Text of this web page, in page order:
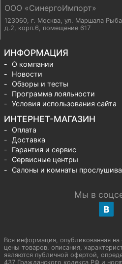
ООО «СинергоИмпорт»
123060, г. Москва, ул. Маршала
д.2, корп.6, помещение 617
ИНФОРМАЦИЯ
О компании
Новости
Обзоры и тесты
Программа лояльности
Условия использования сайта
ИНТЕРНЕТ-МАГАЗИН
Оплата
Доставка
Гарантия и сервис
Сервисные центры
Салоны и комнаты
Мы в
Вся информация, опубликованная
цены товаров, описания,
являются публичной офертой,
437 Гражданского кодекса РФ и